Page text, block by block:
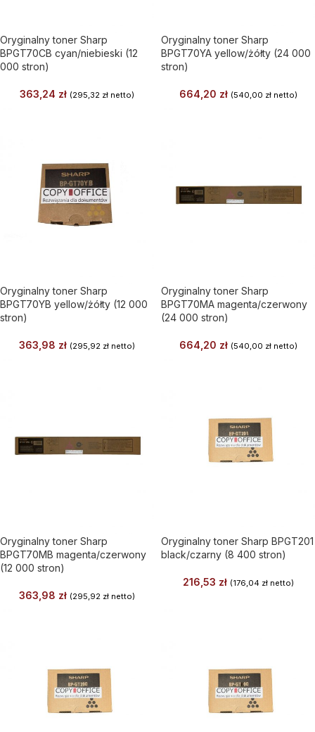
Oryginalny toner Sharp
BPGT70CB cyan/niebieski (12
000 stron)
363,24 zł (295,32 zł netto)
Oryginalny toner Sharp
BPGT70YA yellow/żółty (24 000
stron)
664,20 zł (540,00 złnetto)
Oryginalny toner Sharp
BPGT70YB yellow/żółty (12 000
stron)
363,98 zł (295,92 zł netto)
Oryginalny toner Sharp
BPGT70MA magenta/czerwony
(24 000 stron)
664,20 zł (540,00 złnetto)
Oryginalny toner Sharp
BPGT70MB magenta/czerwony
(12 000 stron)
363,98 zł (295,92 zł netto)
Oryginalny toner Sharp BPGT201
black/czarny (8 400 stron)
216,53 zł (176,04 złnetto)